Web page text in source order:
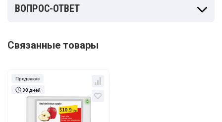
ВОПРОС-ОТВЕТ
Связанные товары
Предзаказ
30 дней